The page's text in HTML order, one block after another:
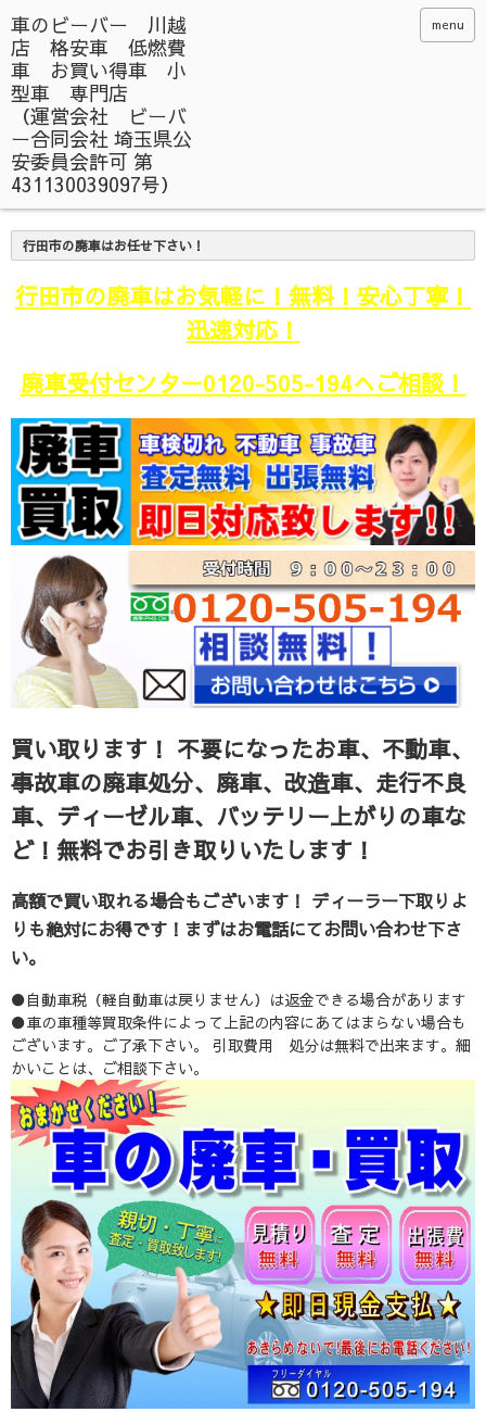
menu
行田市の廃車はお任せ下さい！
行田市の廃車はお気軽に！無料！安心丁寧！
迅速対応！
廃車受付センター0120-505-194へご相談！
買い取ります！ 不要になったお車、不動車、
事故車の廃車処分、廃車、改造車、走行不良
車、ディーゼル車、バッテリー上がりの車な
ど！無料でお引き取りいたします！
高額で買い取れる場合もございます！ ディーラー下取りよ
りも絶対にお得です！まずはお電話にてお問い合わせ下さ
い。
●自動車税（軽自動車は戻りません）は返金できる場合があります
●車の車種等買取条件によって上記の内容にあてはまらない場合も
ございます。ご了承下さい。 引取費用 処分は無料で出来ます。細
かいことは、ご相談下さい。